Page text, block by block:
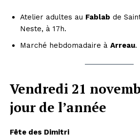
Atelier adultes au Fablab de
Neste, à 17h.
Marché hebdomadaire à Arreau.
Vendredi 21
jour de l’année
Fête des Dimitri